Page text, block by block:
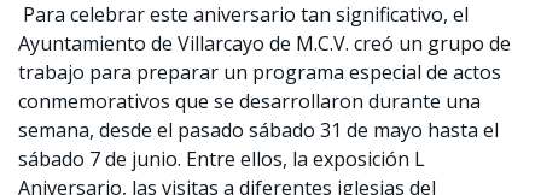
Para celebrar este aniversario tan significativo, el
Ayuntamiento de Villarcayo de M.C.V. creó un grupo de
trabajo para preparar un programa especial de actos
conmemorativos que se desarrollaron durante una
semana, desde el pasado sábado 31 de mayo hasta el
sábado 7 de junio. Entre ellos, la exposición L
Aniversario, las visitas a diferentes iglesias del